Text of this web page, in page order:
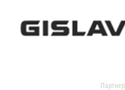
Партнер